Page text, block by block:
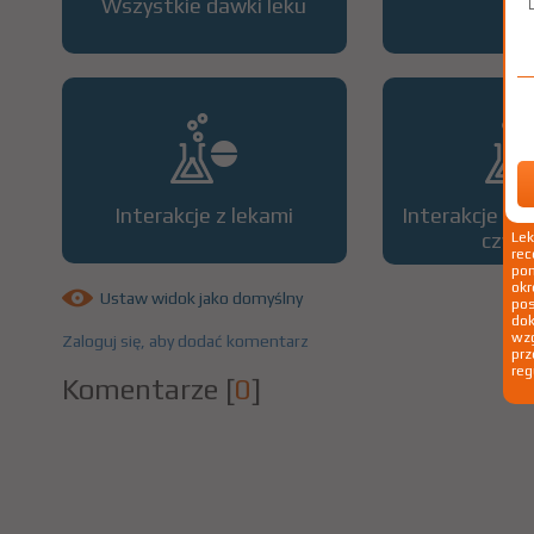
Wszystkie dawki leku
Interakcje z lekami
Interakcje z
Ustaw widok jako domyślny
Zaloguj się, aby dodać komentarz
Komentarze [0]